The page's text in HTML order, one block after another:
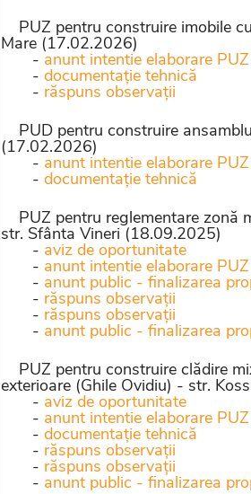
PUZ pentru construire imobile
Mare (17.02.2026)
- anunt intentie elaborare PUZ
- documentație tehnică
- răspuns observații
PUD pentru construire
(17.02.2026)
- anunt intentie elaborare PUZ
- documentație tehnică
PUZ pentru reglementare zonă
str. Sfânta Vineri (18.09.2025)
- aviz de oportunitate
- anunt intentie elaborare PUZ
- anunt public - finalizarea
- răspuns observații
- răspuns observații
- anunt public - finalizarea
PUZ pentru construire clădire
exterioare (Ghile Ovidiu) - str.
- aviz de oportunitate
- anunt intentie elaborare PUZ
- documentație tehnică
- răspuns observații
- răspuns observații
- anunt public - finalizarea